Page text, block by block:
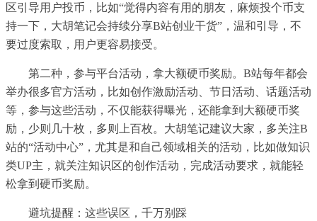
区引导用户投币，比如“觉得内容有用的朋友，麻烦投个币支
持一下，大胡笔记会持续分享B站创业干货”，温和引导，不
要过度索取，用户更容易接受。
第二种，参与平台活动，拿大额硬币奖励。B站每年都会
举办很多官方活动，比如创作激励活动、节日活动、话题活动
等，参与这些活动，不仅能获得曝光，还能拿到大额硬币奖
励，少则几十枚，多则上百枚。大胡笔记建议大家，多关注B
站的“活动中心”，尤其是和自己领域相关的活动，比如做知识
类UP主，就关注知识区的创作活动，完成活动要求，就能轻
松拿到硬币奖励。
避坑提醒：这些误区，千万别踩